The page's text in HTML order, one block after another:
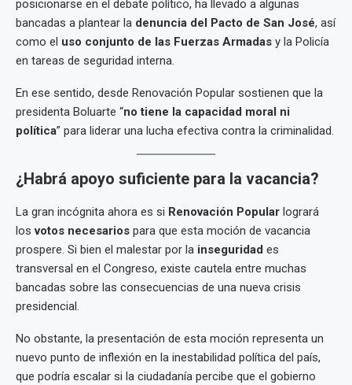
posicionarse en el debate político, ha llevado a algunas
bancadas a plantear la denuncia del Pacto de San José, así
como el uso conjunto de las Fuerzas Armadas y la Policía
en tareas de seguridad interna.
En ese sentido, desde Renovación Popular sostienen que la
presidenta Boluarte “no tiene la capacidad moral ni
política” para liderar una lucha efectiva contra la criminalidad.
¿Habrá apoyo suficiente para la vacancia?
La gran incógnita ahora es si Renovación Popular logrará
losvotos necesarios para que esta moción de vacancia
prospere. Si bien el malestar por la inseguridad es
transversal en el Congreso, existe cautela entre muchas
bancadas sobre las consecuencias de una nueva crisis
presidencial.
No obstante, la presentación de esta moción representa un
nuevo punto de inflexión en la inestabilidad política del país,
que podría escalar si la ciudadanía percibe que el gobierno